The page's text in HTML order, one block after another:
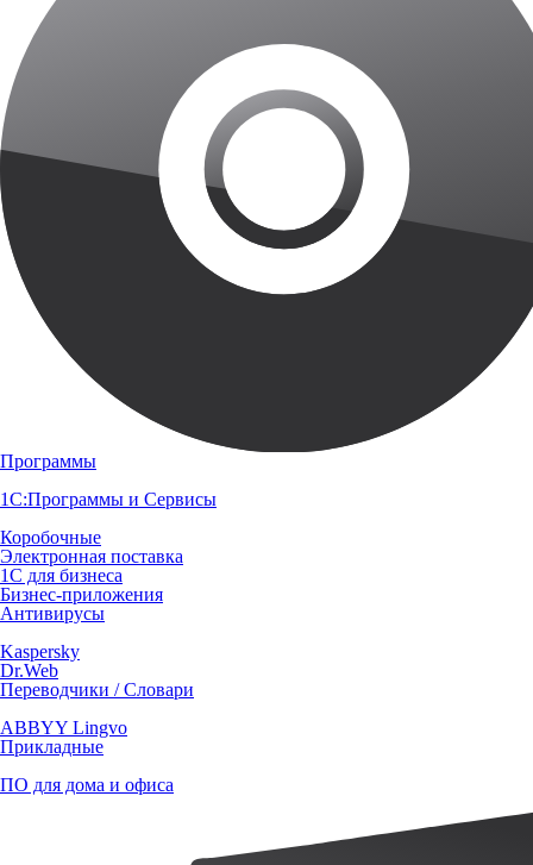
Программы
1С:Программы и Сервисы
Коробочные
Электронная поставка
1С для бизнеса
Бизнес-приложения
Антивирусы
Kaspersky
Dr.Web
Переводчики / Словари
ABBYY Lingvo
Прикладные
ПО для дома и офиса